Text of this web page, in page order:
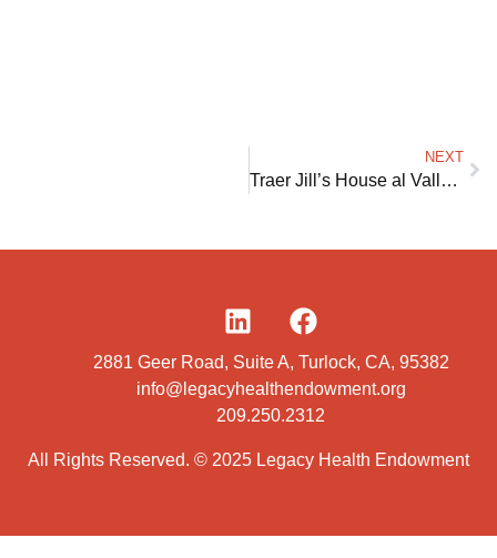
NEXT
Traer Jill’s House al Valle Central: Un faro de esperanza para las comunidades desatendidas
2881 Geer Road, Suite A, Turlock, CA, 95382
info@legacyhealthendowment.org
209.250.2312
All Rights Reserved. © 2025 Legacy Health Endowment